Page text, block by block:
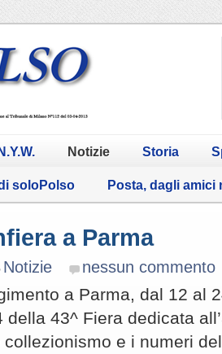
N.Y.W. Notizie Storia
soloPolso Posta, dagli amici
a Parma
Notizie nessun commento
a Parma, dal 12 al
della 43^ Fiera dedicata
collezionismo e i numeri